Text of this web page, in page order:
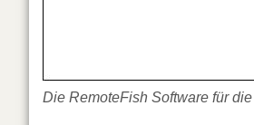
Die RemoteFish Software für